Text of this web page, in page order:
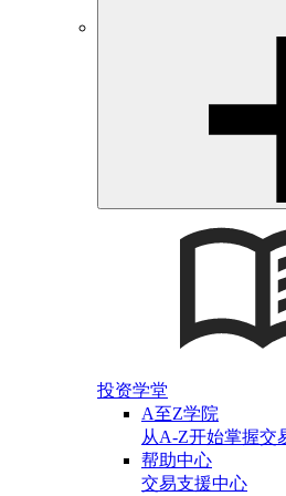
投资学堂
A至Z学院
从A-Z开始掌握交
帮助中心
交易支援中心